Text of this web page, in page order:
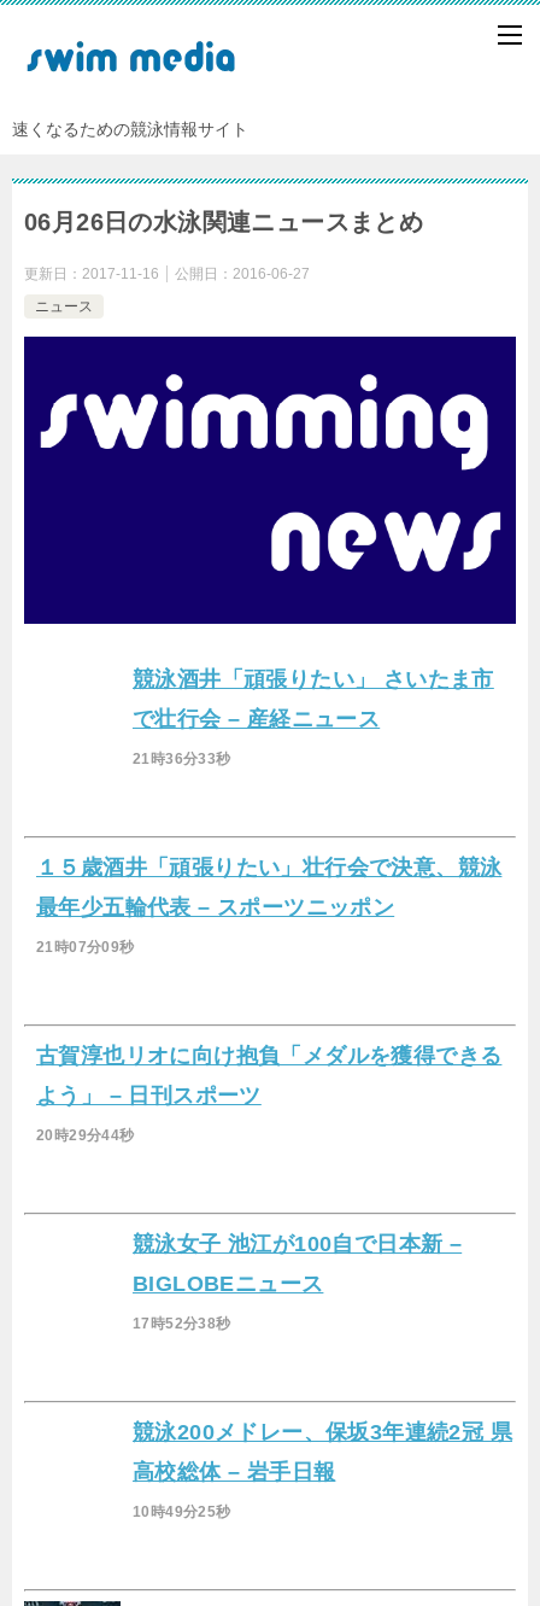
速くなるための競泳情報サイト
06月26日の水泳関連ニュースまとめ
更新日： 2017-11-16 公開日： 2016-06-27
ニュース
競泳酒井「頑張りたい」 さいたま市
で壮行会 – 産経ニュース
21時36分33秒
１５歳酒井「頑張りたい」壮行会で決意、競泳
最年少五輪代表 – スポーツニッポン
21時07分09秒
古賀淳也リオに向け抱負「メダルを獲得できる
よう」 – 日刊スポーツ
20時29分44秒
競泳女子 池江が100自で日本新 –
BIGLOBEニュース
17時52分38秒
競泳200メドレー、保坂3年連続2冠 県
高校総体 – 岩手日報
10時49分25秒